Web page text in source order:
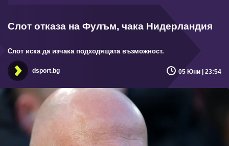
Слот отказа на Фулъм, чака Нидерландия
Слот иска да изчака подходящата възможност.
dsport.bg 05 Юни | 23:54